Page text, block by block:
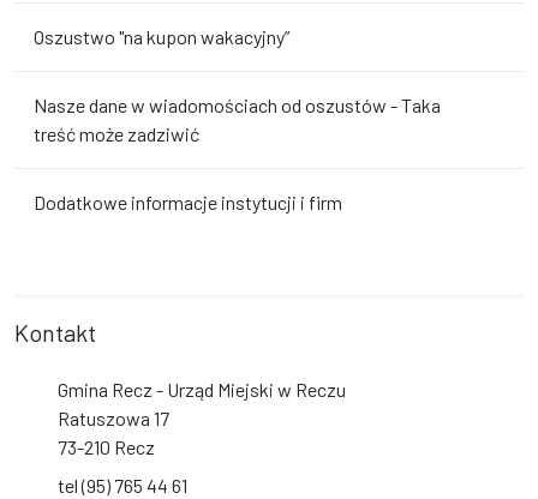
Oszustwo "na kupon wakacyjny”
Nasze dane w wiadomościach od oszustów - Taka
treść może zadziwić
Dodatkowe informacje instytucji i firm
Kontakt
Gmina Recz - Urząd Miejski w Reczu
Ratuszowa 17
73-210 Recz
tel (95) 765 44 61